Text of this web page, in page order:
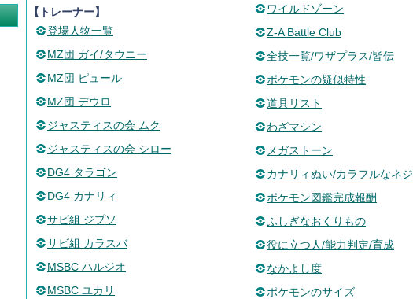
【トレーナー】
登場人物一覧
MZ団 ガイ/タウニー
MZ団 ピュール
MZ団 デウロ
ジャスティスの会 ムク
ジャスティスの会 シロー
DG4 タラゴン
DG4 カナリィ
サビ組 ジプソ
サビ組 カラスバ
MSBC ハルジオ
MSBC ユカリ
ワイルドゾーン
Z-A Battle Club
全技一覧/ワザプラス/皆伝
ポケモンの疑似特性
道具リスト
わざマシン
メガストーン
カナリィぬい/カラフルなネジ
ポケモン図鑑完成報酬
ふしぎなおくりもの
役に立つ人/能力判定/育成
なかよし度
ポケモンのサイズ